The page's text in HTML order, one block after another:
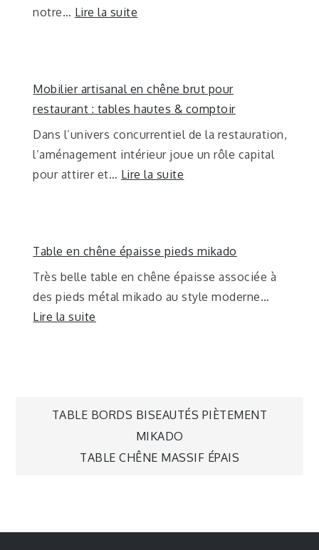
notre… Lire la suite
Mobilier artisanal en chêne brut pour
restaurant : tables hautes & comptoir
Dans l’univers concurrentiel de la restauration,
l’aménagement intérieur joue un rôle capital
pour attirer et… Lire la suite
Table en chêne épaisse pieds mikado
Très belle table en chêne épaisse associée à
des pieds métal mikado au style moderne…
Lire la suite
TABLE BORDS BISEAUTÉS PIÈTEMENT
MIKADO
TABLE CHÊNE MASSIF ÉPAIS